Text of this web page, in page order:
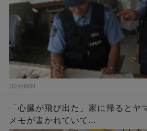
2024/09/04
「心臓が飛び出た」家に帰るとヤ
メモが書かれていて...